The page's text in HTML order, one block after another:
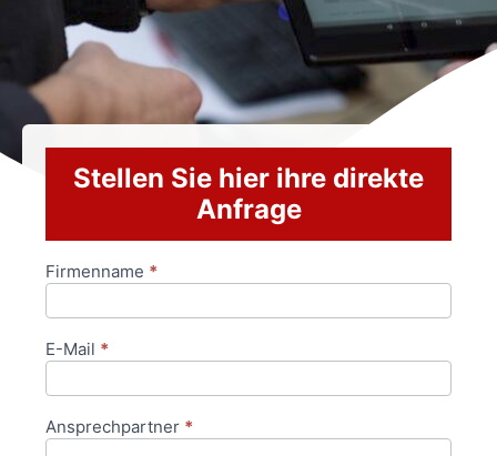
Stellen Sie hier ihre direkte
Anfrage
Anfrageformular
Firmenname *
E-Mail *
Ansprechpartner *